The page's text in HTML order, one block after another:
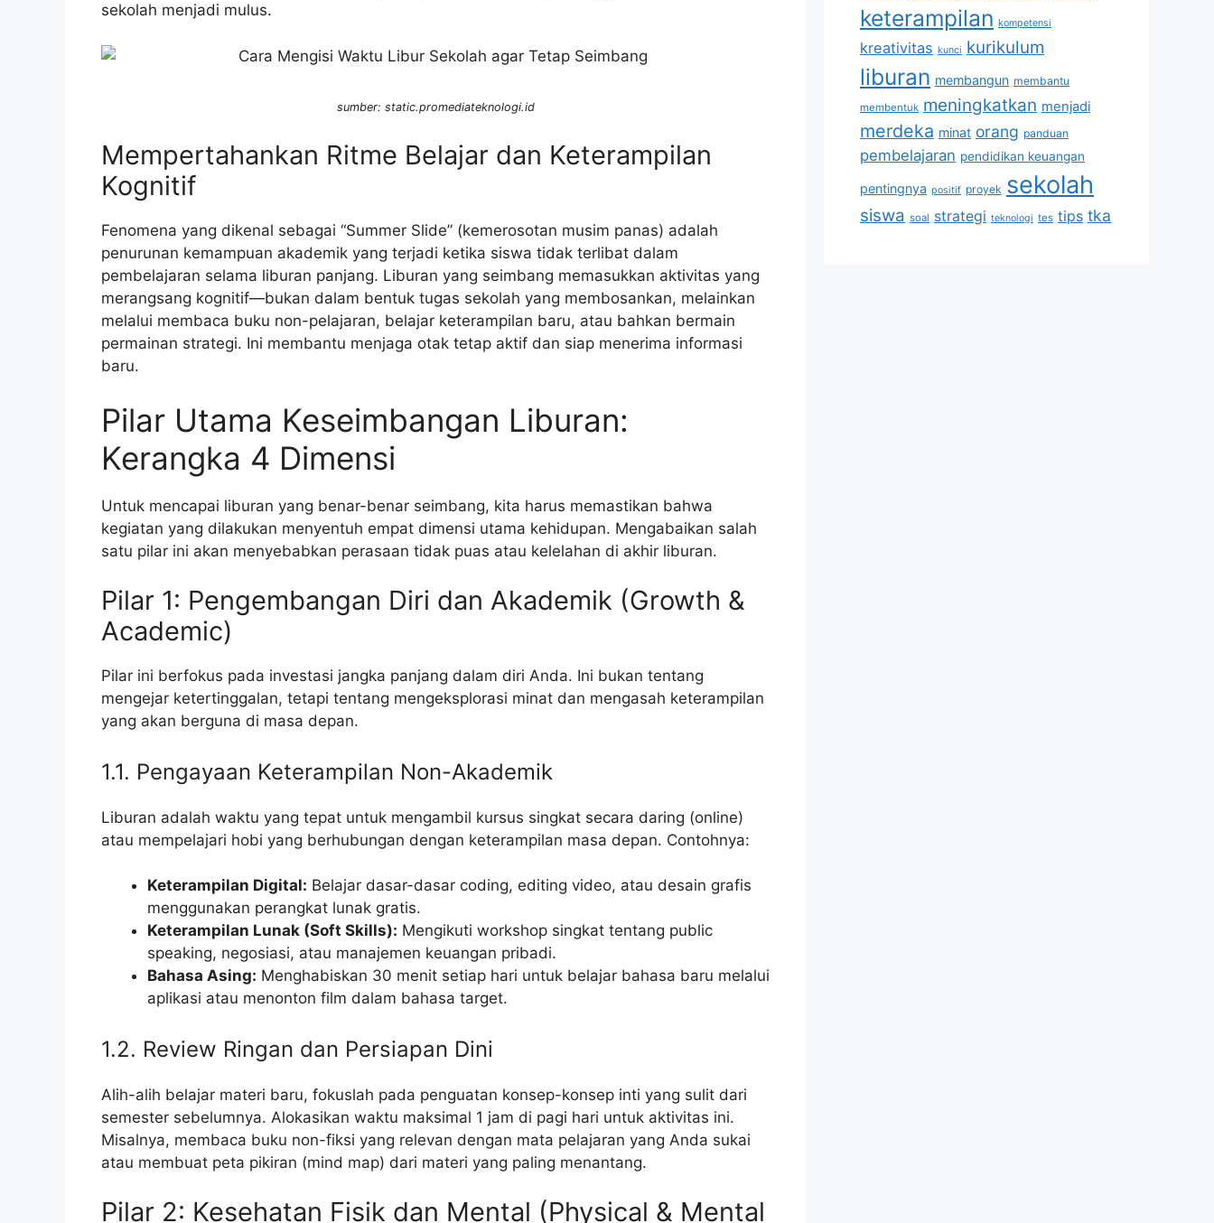
sekolah menjadi mulus.
sumber: static.promediateknologi.id
Mempertahankan Ritme Belajar dan Keterampilan
Kognitif
Fenomena yang dikenal sebagai “Summer Slide” (kemerosotan musim panas) adalah
penurunan kemampuan akademik yang terjadi ketika siswa tidak terlibat dalam
pembelajaran selama liburan panjang. Liburan yang seimbang memasukkan aktivitas yang
merangsang kognitif—bukan dalam bentuk tugas sekolah yang membosankan, melainkan
melalui membaca buku non-pelajaran, belajar keterampilan baru, atau bahkan bermain
permainan strategi. Ini membantu menjaga otak tetap aktif dan siap menerima informasi
baru.
Pilar Utama Keseimbangan Liburan:
Kerangka 4 Dimensi
Untuk mencapai liburan yang benar-benar seimbang, kita harus memastikan bahwa
kegiatan yang dilakukan menyentuh empat dimensi utama kehidupan. Mengabaikan salah
satu pilar ini akan menyebabkan perasaan tidak puas atau kelelahan di akhir liburan.
Pilar 1: Pengembangan Diri dan Akademik (Growth &
Academic)
Pilar ini berfokus pada investasi jangka panjang dalam diri Anda. Ini bukan tentang
mengejar ketertinggalan, tetapi tentang mengeksplorasi minat dan mengasah keterampilan
yang akan berguna di masa depan.
1.1. Pengayaan Keterampilan Non-Akademik
Liburan adalah waktu yang tepat untuk mengambil kursus singkat secara daring (online)
atau mempelajari hobi yang berhubungan dengan keterampilan masa depan. Contohnya:
Keterampilan Digital: Belajar dasar-dasar coding, editing video, atau desain grafis
menggunakan perangkat lunak gratis.
Keterampilan Lunak (Soft Skills): Mengikuti workshop singkat tentang public
speaking, negosiasi, atau manajemen keuangan pribadi.
Bahasa Asing: Menghabiskan 30 menit setiap hari untuk belajar bahasa baru melalui
aplikasi atau menonton film dalam bahasa target.
1.2. Review Ringan dan Persiapan Dini
Alih-alih belajar materi baru, fokuslah pada penguatan konsep-konsep inti yang sulit dari
semester sebelumnya. Alokasikan waktu maksimal 1 jam di pagi hari untuk aktivitas ini.
Misalnya, membaca buku non-fiksi yang relevan dengan mata pelajaran yang Anda sukai
atau membuat peta pikiran (mind map) dari materi yang paling menantang.
Pilar 2: Kesehatan Fisik dan Mental (Physical & Mental
keterampilan kompetensi
kreativitas kunci kurikulum
liburan membangun membantu
membentuk meningkatkan menjadi
merdeka minat orang panduan
pembelajaran pendidikan keuangan
pentingnya positif proyek sekolah
siswa soal strategi teknologi tes tips tka